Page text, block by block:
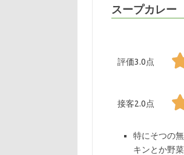
スープカレ
評価3.0点
接客2.0点
特にそつの
キンとか野